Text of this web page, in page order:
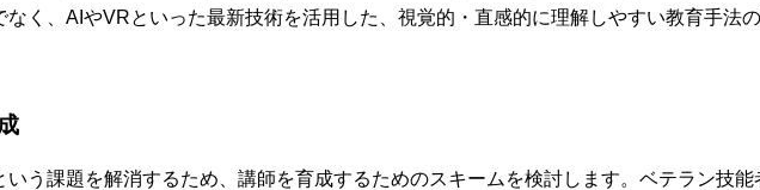
なく、AIやVRといった最新技術を活用した、視覚的・直感的に理解しやすい教育手法
いう課題を解消するため、講師を育成するためのスキームを検討します。ベテラン技能